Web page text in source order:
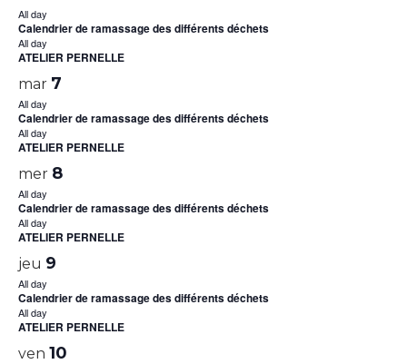
All day
Calendrier de ramassage des différents déchets
All day
ATELIER PERNELLE
mar 7
All day
Calendrier de ramassage des différents déchets
All day
ATELIER PERNELLE
mer 8
All day
Calendrier de ramassage des différents déchets
All day
ATELIER PERNELLE
jeu 9
All day
Calendrier de ramassage des différents déchets
All day
ATELIER PERNELLE
ven 10